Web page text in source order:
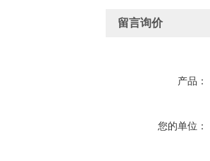
留言询价
产品：
您的单位：